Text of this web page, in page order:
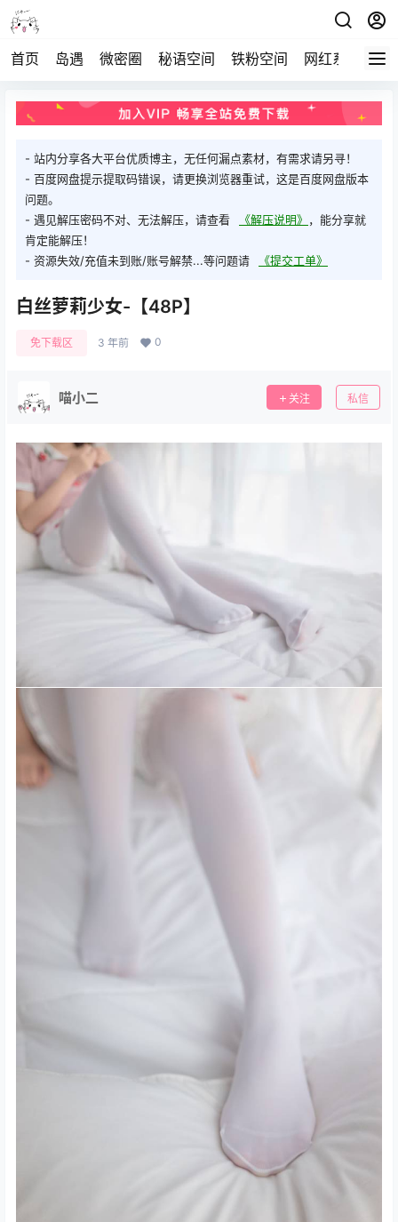
首页 岛遇 微密圈 秘语空间 铁粉空间 网红系列 打
- 站内分享各大平台优质博主，无任何漏点素材，有需求请另寻！
- 百度网盘提示提取码错误，请更换浏览器重试，这是百度网盘版本
问题。
- 遇见解压密码不对、无法解压，请查看
《解压说明》 ，能分享就
肯定能解压！
- 资源失效/充值未到账/账号解禁...等问题请
《提交工单》
白丝萝莉少女-【48P】
免下载区 3 年前 0
喵小二 关注 私信